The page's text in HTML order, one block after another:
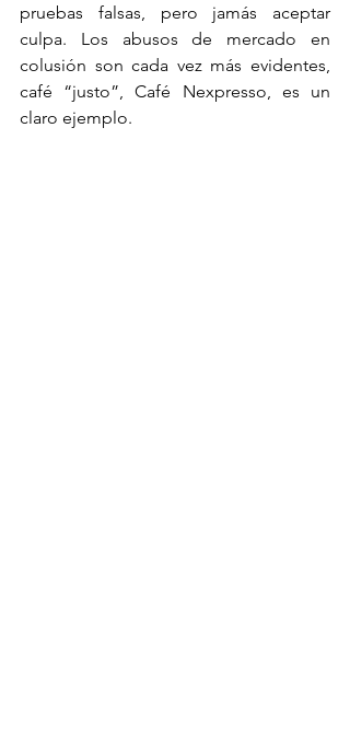
pruebas falsas, pero jamás aceptar
culpa. Los abusos de mercado en
colusión son cada vez más evidentes,
café “justo”, Café Nexpresso, es un
claro ejemplo.